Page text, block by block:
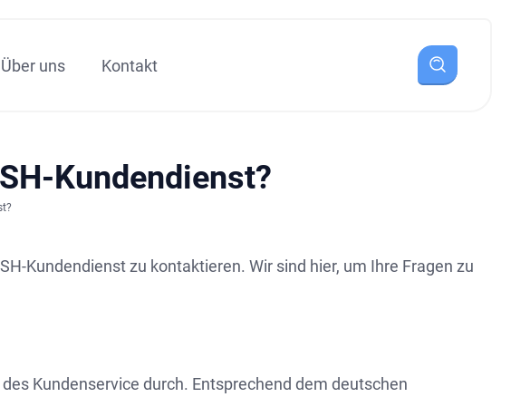
Über uns Kontakt
Kundendienst?
Kundendienst zu kontaktieren. Wir sind hier, um Ihre Fragen zu
Kundenservice durch. Entsprechend dem deutschen